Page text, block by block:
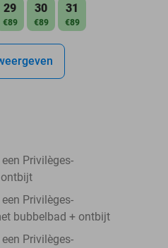
29
€89
30
€89
31
€89
Privilèges-
Privilèges-
bubbelbad + ontbijt
Privilèges-